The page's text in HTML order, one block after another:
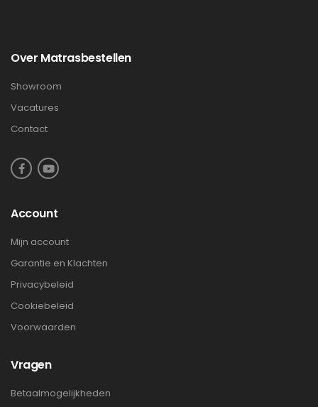
Over Matrasbestellen
Showroom
Vacatures
Contact
Account
Mijn account
Garantie en Klachten
Privacybeleid
Cookiebeleid
Voorwaarden
Vragen
Betaalmogelijkheden